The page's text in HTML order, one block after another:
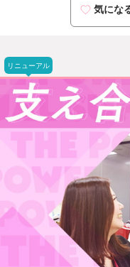
気にな
リニューアル